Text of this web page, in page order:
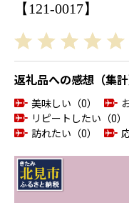
【121-0017】
返礼品への感想（集計
美味しい（0）
リピートしたい（0）
訪れたい（0）